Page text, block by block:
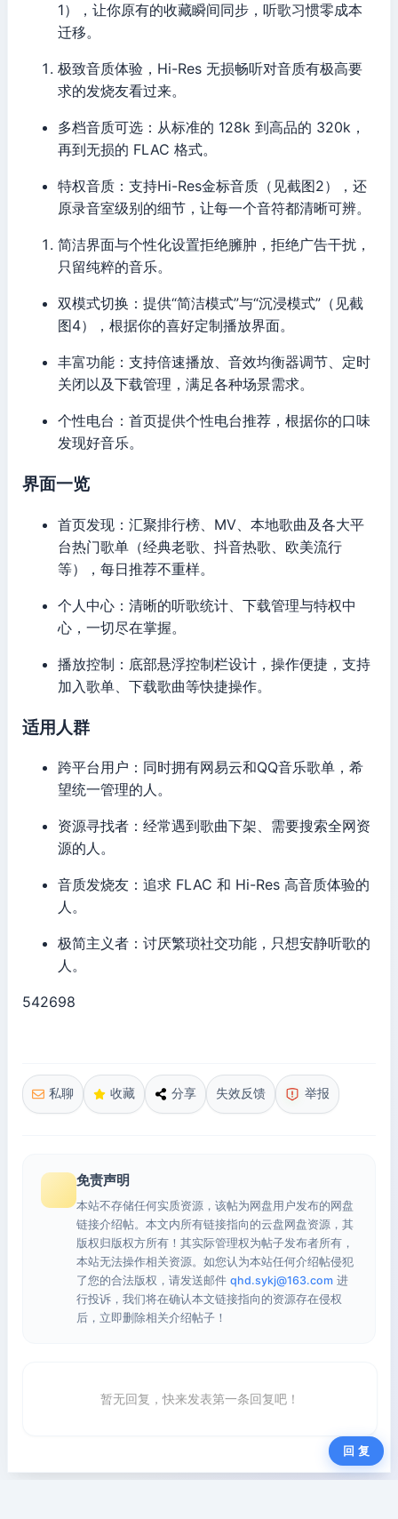
1），让你原有的收藏瞬间同步，听歌习惯零成本
迁移。
极致音质体验，Hi-Res 无损畅听对音质有极高要
求的发烧友看过来。
多档音质可选：从标准的 128k 到高品的 320k，
再到无损的 FLAC 格式。
特权音质：支持Hi-Res金标音质（见截图2），还
原录音室级别的细节，让每一个音符都清晰可辨。
简洁界面与个性化设置拒绝臃肿，拒绝广告干扰，
只留纯粹的音乐。
双模式切换：提供“简洁模式”与“沉浸模式”（见截
图4），根据你的喜好定制播放界面。
丰富功能：支持倍速播放、音效均衡器调节、定时
关闭以及下载管理，满足各种场景需求。
个性电台：首页提供个性电台推荐，根据你的口味
发现好音乐。
界面一览
首页发现：汇聚排行榜、MV、本地歌曲及各大平
台热门歌单（经典老歌、抖音热歌、欧美流行
等），每日推荐不重样。
个人中心：清晰的听歌统计、下载管理与特权中
心，一切尽在掌握。
播放控制：底部悬浮控制栏设计，操作便捷，支持
加入歌单、下载歌曲等快捷操作。
适用人群
跨平台用户：同时拥有网易云和QQ音乐歌单，希
望统一管理的人。
资源寻找者：经常遇到歌曲下架、需要搜索全网资
源的人。
音质发烧友：追求 FLAC 和 Hi-Res 高音质体验的
人。
极简主义者：讨厌繁琐社交功能，只想安静听歌的
人。
542698
私聊 收藏 分享 失效反馈 举报
免责声明
本站不存储任何实质资源，该帖为网盘用户发布的网盘
链接介绍帖。本文内所有链接指向的云盘网盘资源，其
版权归版权方所有！其实际管理权为帖子发布者所有，
本站无法操作相关资源。如您认为本站任何介绍帖侵犯
了您的合法版权，请发送邮件 qhd.sykj@163.com 进
行投诉，我们将在确认本文链接指向的资源存在侵权
后，立即删除相关介绍帖子！
暂无回复，快来发表第一条回复吧！
回 复